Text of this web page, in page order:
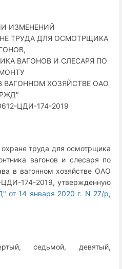
ИЗМЕНЕНИЙ
ТРУДА ДЛЯ ОСМОТРЩИКА
ВАГОНОВ И СЛЕСАРЯ ПО
ХОЗЯЙСТВЕ ОАО
ЦДИ-174-2019
труда для осмотрщика
вагонов и слесаря по
в вагонном хозяйстве ОАО
174-2019, утвержденную
14 января 2020 г. N 27/р,
седьмой, девятый,